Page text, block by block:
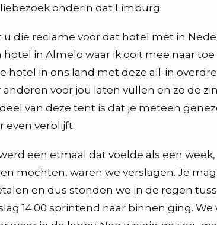
en blijven, ook en vooral in deze tijd
wel wat van
door poetin zijn proefjes. wij moeten eens gaan
goederen, zenders en spellen
onderin dat Limburg.
u die reclame voor dat hotel met in
hotel in Almelo waar ik ooit mee naar
hotel in ons land met deze all-in
anderen voor jou laten vullen en zo de
van deze tent is dat je meteen
even verblijft.
een etmaal dat voelde als een
mochten, waren we verslagen. Je
en dus stonden we in de regen
14.00 sprintend naar binnen ging.